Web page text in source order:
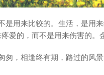
是用来比较的。生活，是用
爱的，而不是用来伤害的。
匆，相逢终有期，路过的风